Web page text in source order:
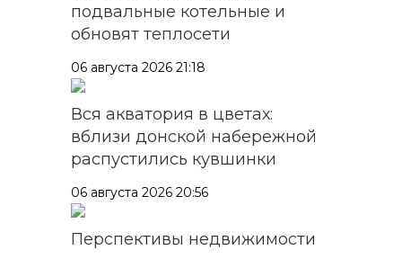
подвальные котельные и
обновят теплосети
06 августа 2026 21:18
Вся акватория в цветах:
вблизи донской набережной
распустились кувшинки
06 августа 2026 20:56
Перспективы недвижимости